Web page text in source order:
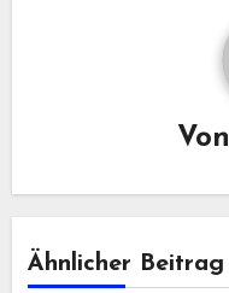
Von
Ähnlicher Beitrag